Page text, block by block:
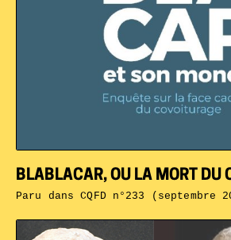
BLABLACAR, OU LA MORT DU
Paru dansCQFD n°233 (septembre